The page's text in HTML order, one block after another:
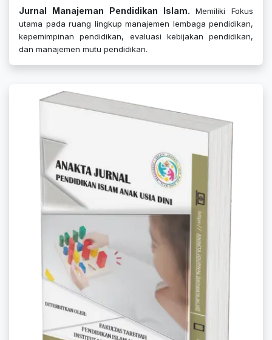
Jurnal Manajeman Pendidikan Islam. Memiliki Fokus
utama pada ruang lingkup manajemen lembaga pendidikan,
kepemimpinan pendidikan, evaluasi kebijakan pendidikan,
dan manajemen mutu pendidikan.